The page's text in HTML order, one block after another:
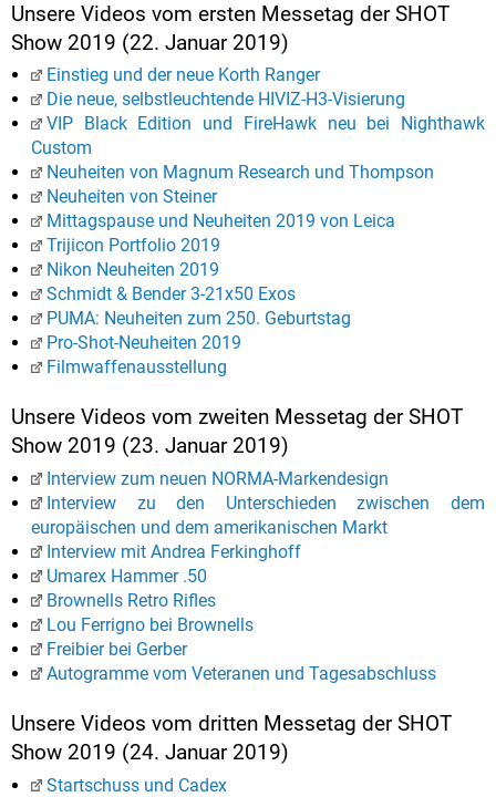
Unsere Videos vom ersten Messetag der SHOT
Show 2019 (22. Januar 2019)
Einstieg und der neue Korth Ranger
Die neue, selbstleuchtende HIVIZ-H3-Visierung
VIP Black Edition und FireHawk neu bei Nighthawk
Custom
Neuheiten von Magnum Research und Thompson
Neuheiten von Steiner
Mittagspause und Neuheiten 2019 von Leica
Trijicon Portfolio 2019
Nikon Neuheiten 2019
Schmidt & Bender 3-21x50 Exos
PUMA: Neuheiten zum 250. Geburtstag
Pro-Shot-Neuheiten 2019
Filmwaffenausstellung
Unsere Videos vom zweiten Messetag der SHOT
Show 2019 (23. Januar 2019)
Interview zum neuen NORMA-Markendesign
Interview zu den Unterschieden zwischen dem
europäischen und dem amerikanischen Markt
Interview mit Andrea Ferkinghoff
Umarex Hammer .50
Brownells Retro Rifles
Lou Ferrigno bei Brownells
Freibier bei Gerber
Autogramme vom Veteranen und Tagesabschluss
Unsere Videos vom dritten Messetag der SHOT
Show 2019 (24. Januar 2019)
Startschuss und Cadex